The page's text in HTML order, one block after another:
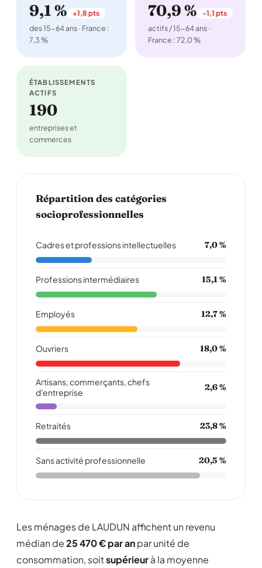
9,1 % +1,8 pts
des 15-64 ans · France :
7,3 %
70,9 % -1,1 pts
actifs / 15-64 ans ·
France : 72,0 %
ÉTABLISSEMENTS
ACTIFS
190
entreprises et
commerces
Répartition des catégories
socioprofessionnelles
Cadres et professions intellectuelles 7,0 %
Professions intermédiaires 15,1 %
Employés 12,7 %
Ouvriers 18,0 %
Artisans, commerçants, chefs
d'entreprise
2,6 %
Retraités 23,8 %
Sans activité professionnelle 20,5 %
Les ménages de LAUDUN affichent un revenu
médian de25 470 € par anpar unité de
consommation, soitsupérieurà la moyenne